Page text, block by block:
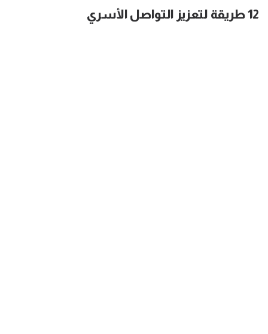
12 طريقة لتعزيز التواصل الأسري